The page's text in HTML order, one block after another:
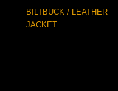
BILTBUCK / LEATHER
JACKET